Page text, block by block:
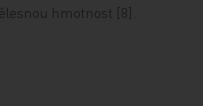
hmotnost [8].